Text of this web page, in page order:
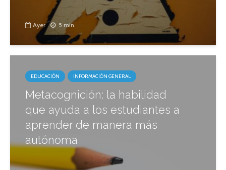
Ayer 5 min.
EDUCACIÓN INFORMACIÓN GENERAL
Metacognición: la habilidad
que ayuda a los estudiantes a
aprender de manera más
autónoma